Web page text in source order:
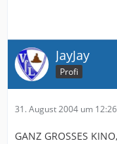
JayJay
Profi
31. August 2004 um 12:26
GANZ GROSSES